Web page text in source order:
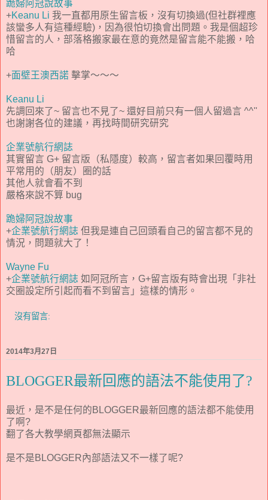
跪婦阿冠說故事
+Keanu Li 我一直都用原生留言板，沒有切換過(但社群裡應
該蠻多人有這種經驗)，因為很怕切換會出問題。我是個超珍
惜留言的人，部落格搬家最在意的竟然是留言能不能搬，哈
哈
+面壁王澳西諾 擊掌～～～
Keanu Li
先調回來了~ 留言也不見了~ 還好目前只有一個人留過言 ^^''
也謝謝各位的建議，再找時間研究研究
企業號航行網誌
其實留言 G+ 留言版（私隱度）較高，留言者如果回覆時用
平常用的（朋友）圈的話
其他人就會看不到
嚴格來說不算 bug
跪婦阿冠說故事
+企業號航行網誌 但我是連自己回頭看自己的留言都不見的
情況，問題就大了！
Wayne Fu
+企業號航行網誌 如阿冠所言，G+留言版有時會出現「非社
交圈設定所引起而看不到留言」這樣的情形。
沒有留言:
2014年3月27日
BLOGGER最新回應的語法不能使用了?
最近，是不是任何的BLOGGER最新回應的語法都不能使用
了啊?
翻了各大教學網頁都無法顯示
是不是BLOGGER內部語法又不一樣了呢?